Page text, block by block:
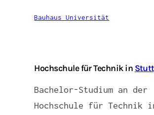
Bauhaus Universität
Hochschule für Technik in
Bachelor-Studium an der
Hochschule für Technik